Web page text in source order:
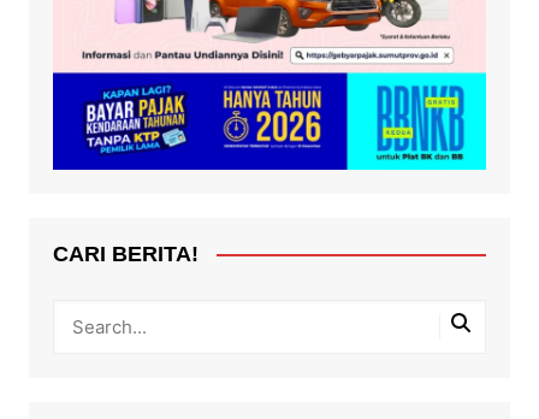
CARI BERITA!